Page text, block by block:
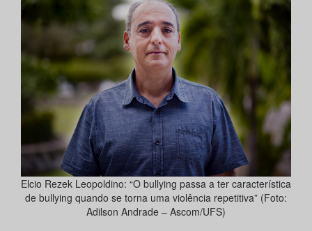
Elcio Rezek Leopoldino: “O bullying passa a ter característica
de bullying quando se torna uma violência repetitiva” (Foto:
Adilson Andrade – Ascom/UFS)